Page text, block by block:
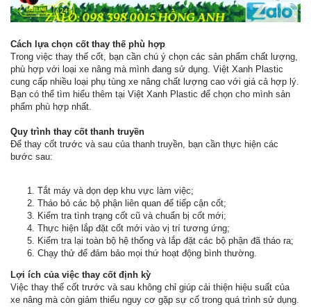
Cách lựa chọn cốt thay thế phù hợp
Trong việc thay thế cốt, bạn cần chú ý chọn các sản phẩm chất lượng,
phù hợp với loại xe nâng mà mình đang sử dụng. Việt Xanh Plastic
cung cấp nhiều loại phụ tùng xe nâng chất lượng cao với giá cả hợp lý.
Bạn có thể tìm hiểu thêm tại Việt Xanh Plastic để chọn cho mình sản
phẩm phù hợp nhất.
Quy trình thay cốt thanh truyền
Để thay cốt trước và sau của thanh truyền, bạn cần thực hiện các
bước sau:
Tắt máy và dọn dẹp khu vực làm việc;
Tháo bỏ các bộ phận liên quan để tiếp cận cốt;
Kiểm tra tình trạng cốt cũ và chuẩn bị cốt mới;
Thực hiện lắp đặt cốt mới vào vị trí tương ứng;
Kiểm tra lại toàn bộ hệ thống và lắp đặt các bộ phận đã tháo ra;
Chạy thử để đảm bảo mọi thứ hoạt động bình thường.
Lợi ích của việc thay cốt định kỳ
Việc thay thế cốt trước và sau không chỉ giúp cải thiện hiệu suất của
xe nâng mà còn giảm thiểu nguy cơ gặp sự cố trong quá trình sử dụng.